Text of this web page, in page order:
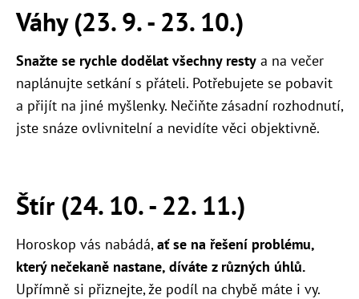
Váhy (23. 9. - 23. 10.)
Snažte se rychle dodělat všechny resty a na večer
naplánujte setkání s přáteli. Potřebujete se pobavit
a přijít na jiné myšlenky. Nečiňte zásadní rozhodnutí,
jste snáze ovlivnitelní a nevidíte věci objektivně.
Štír (24. 10. - 22. 11.)
Horoskop vás nabádá,ať se na řešení problému,
který nečekaně nastane, díváte z různých úhlů.
Upřímně si přiznejte, že podíl na chybě máte i vy.